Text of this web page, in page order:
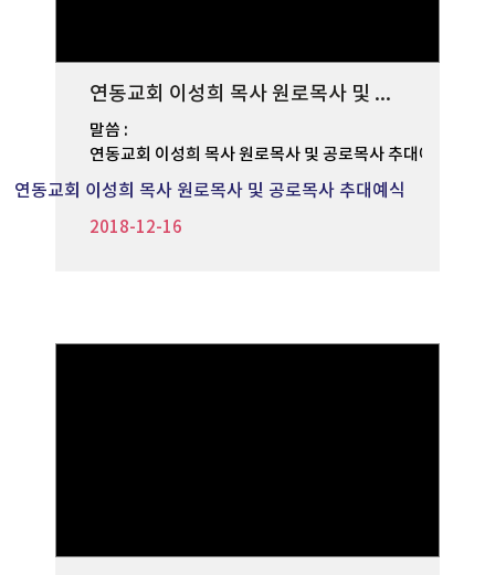
연동교회 이성희 목사 원로목사 및 공로목사 추대예식
말씀 :
연동교회 이성희 목사 원로목사 및 공로목사 추대예식(주일
연동교회 이성희 목사 원로목사 및 공로목사 추대예식
2018-12-16